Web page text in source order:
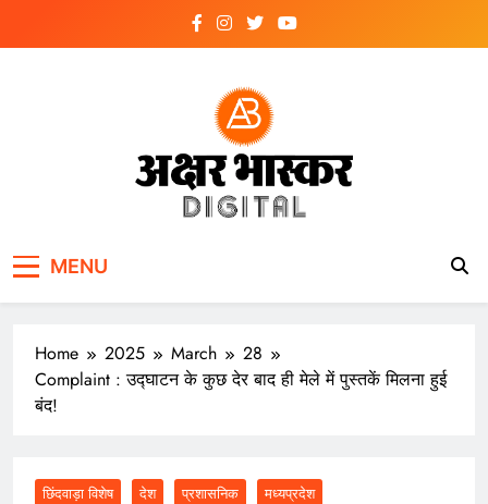
MENU
Home 2025 March
28
Complaint : उद्घाटन के कुछ देर बाद ही मेले में पुस्तकें मिलना हुई
बंद!
छिंदवाड़ा विशेष देश प्रशासनिक मध्यप्रदेश